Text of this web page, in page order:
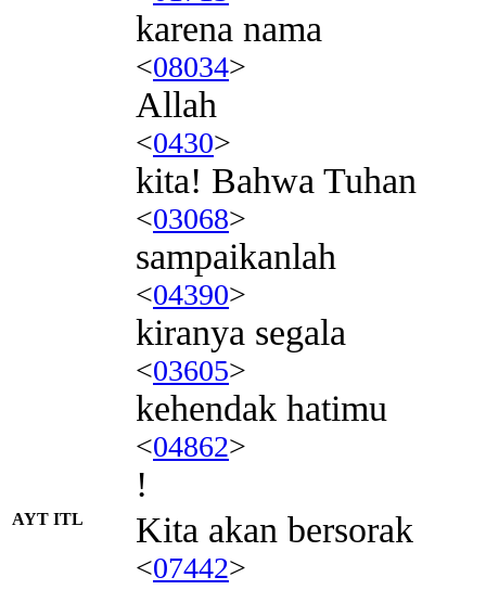
karena nama
<08034>
Allah
<0430>
kita! Bahwa Tuhan
<03068>
sampaikanlah
<04390>
kiranya segala
<03605>
kehendak hatimu
<04862>
!
AYT ITL Kita akan bersorak
<07442>